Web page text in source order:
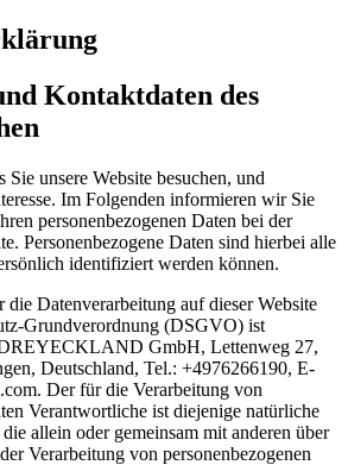
Kontaktdaten des
Sie unsere Website besuchen, und
Im Folgenden informieren wir Sie
personenbezogenen Daten bei der
Personenbezogene Daten sind hierbei alle
identifiziert werden können.
Datenverarbeitung auf dieser Website
Grundverordnung (DSGVO) ist
GmbH, Lettenweg 27,
Deutschland, Tel.: +4976266190, E-
Der für die Verarbeitung von
Verantwortliche ist diejenige natürliche
allein oder gemeinsam mit anderen über
Verarbeitung von personenbezogenen